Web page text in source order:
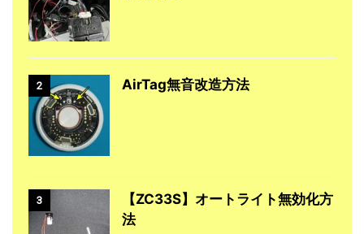
2 AirTag無音改造方法
3
【ZC33S】オートライト無効化方
法